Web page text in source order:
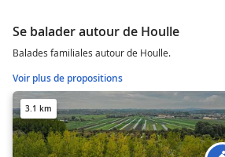
Se balader autour de Houlle
Balades familiales autour de Houlle.
Voir plus de propositions
3.1 km